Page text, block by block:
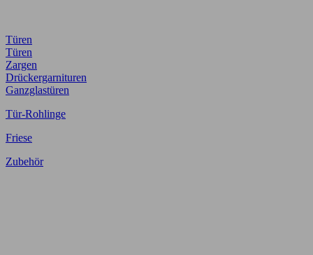
Türen
Türen
Zargen
Drückergarnituren
Ganzglastüren
Tür-Rohlinge
Friese
Zubehör